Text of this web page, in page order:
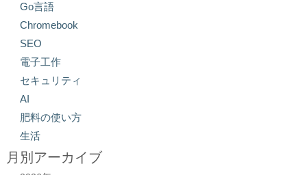
Go言語
Chromebook
SEO
電子工作
セキュリティ
AI
肥料の使い方
生活
月別アーカイブ